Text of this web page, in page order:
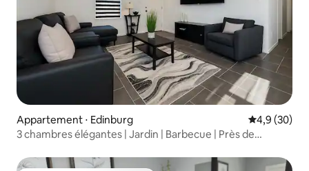
Appartement ⋅ Edinburg Évaluation
4,9 (30)
3 chambres élégantes | Jardin | Barbecue | Près de